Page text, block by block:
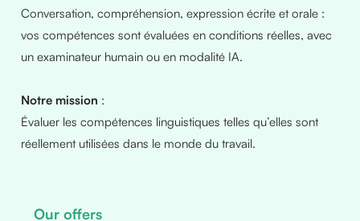
Conversation, compréhension, expression écrite et orale :
vos compétences sont évaluées en conditions réelles, avec
un examinateur humain ou en modalité IA.
Notre mission :
Évaluer les compétences linguistiques telles qu’elles sont
réellement utilisées dans le monde du travail.
Our offers